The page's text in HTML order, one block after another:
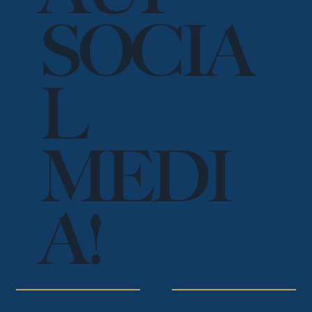
SOCIA
L
MEDI
A!